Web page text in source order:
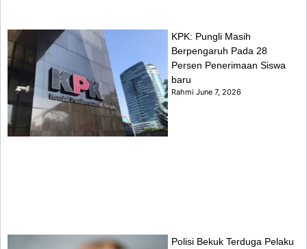
KPK: Pungli Masih
Berpengaruh Pada 28
Persen Penerimaan Siswa
baru
RahmiJune 7, 2026
Polisi Bekuk Terduga Pelaku